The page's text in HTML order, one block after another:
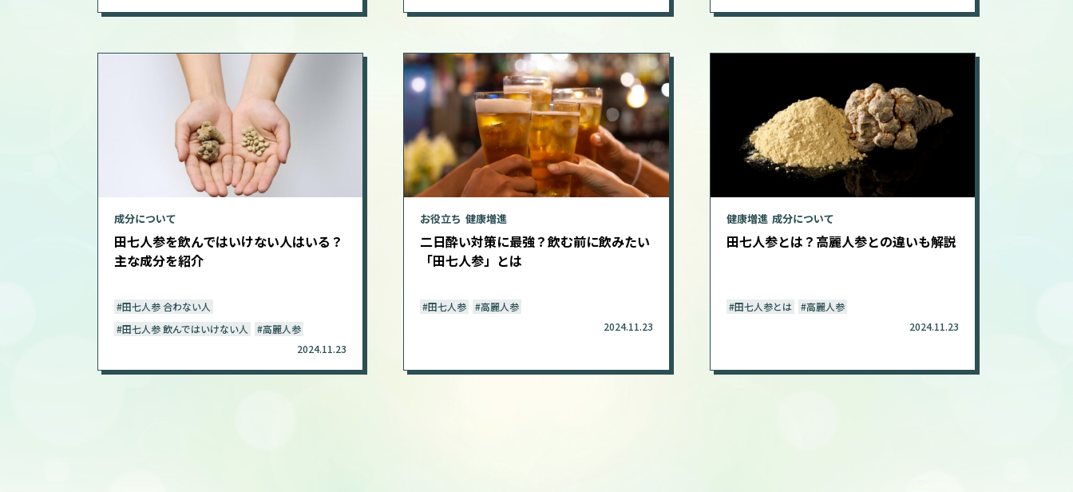
成分について
漢方カウンセラーのお悩み相談
漢方カウンセラー監修
成分について
田七人参を飲んではいけない人はいる？
主な成分を紹介
#田七人参 合わない人
#田七人参 飲んではいけない人
#高麗人参
2024.11.23
お役立ち 健康増進
二日酔い対策に最強？飲む前に飲みたい
「田七人参」とは
#田七人参
#高麗人参
2024.11.23
健康増進 成分について
田七人参とは？高麗人参との違いも解説
#田七人参とは
#高麗人参
2024.11.23